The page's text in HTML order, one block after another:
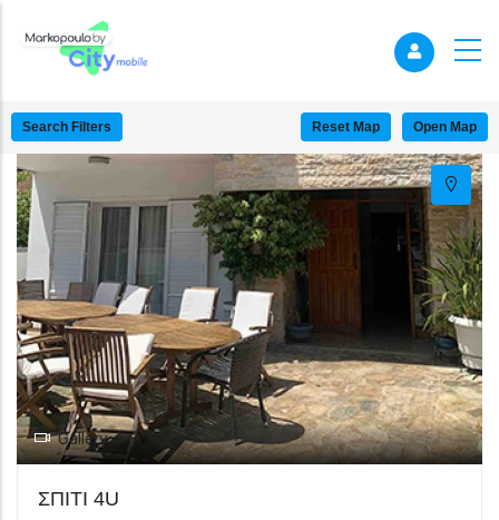
Search Filters Reset Map Open Map
Gallery
ΣΠΙΤΙ 4U
+